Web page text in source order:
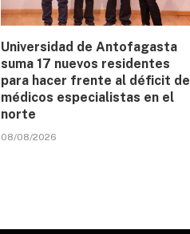
Universidad de Antofagasta
suma 17 nuevos residentes
para hacer frente al déficit de
médicos especialistas en el
norte
08/08/2026